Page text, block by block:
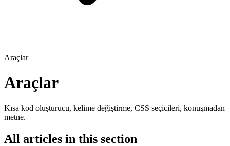
Araçlar
Araçlar
Kısa kod oluşturucu, kelime değiştirme, CSS seçicileri, konuşmadan
metne.
All articles in this section